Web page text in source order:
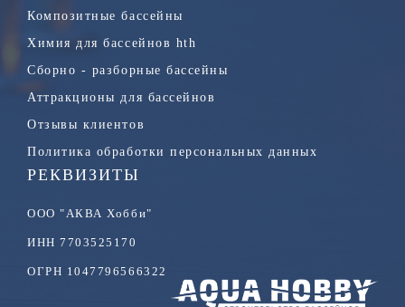
Композитные бассейны
Химия для бассейнов hth
Сборно - разборные бассейны
Аттракционы для бассейнов
Отзывы клиентов
Политика обработки персональных данных
РЕКВИЗИТЫ
ООО "АКВА Хобби"
ИНН 7703525170
ОГРН 1047796566322